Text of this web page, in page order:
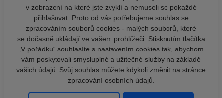
v zobrazení na které jste zvyklí a nemuseli se pokaždé
přihlašovat. Proto od vás potřebujeme souhlas se
zpracováním souborů cookies - malých souborů, které
se dočasně ukládají ve vašem prohlížeči. Stisknutím tlačítka
„V pořádku“ souhlasíte s nastavením cookies tak, abychom
vám poskytovali smysluplné a užitečné služby na základě
vašich údajů. Svůj souhlas můžete kdykoli změnit na stránce
zpracování osobních údajů.